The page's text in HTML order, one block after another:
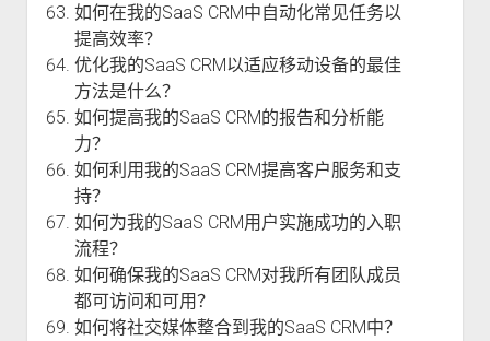
如何在我的SaaS CRM中自动化常见任务以
提高效率？
优化我的SaaS CRM以适应移动设备的最佳
方法是什么？
如何提高我的SaaS CRM的报告和分析能
力？
如何利用我的SaaS CRM提高客户服务和支
持？
如何为我的SaaS CRM用户实施成功的入职
流程？
如何确保我的SaaS CRM对我所有团队成员
都可访问和可用？
如何将社交媒体整合到我的SaaS CRM中？